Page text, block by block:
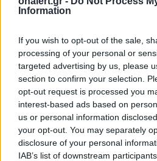
Information
If you wish to opt-out of the sale,
processing of your personal or
targeted advertising by us, please
section to confirm your selection.
opt-out request is processed you
interest-based ads based on
us or personal information
your opt-out. You may separately
disclosure of your personal
IAB’s list of downstream
Patriot στη Σαουδική
Αραβία: Κάθε μήνα
επαναξιολογείται η
ελληνική παρουσία –
Μήνυμα της Αθήνας στο
Ριάντ